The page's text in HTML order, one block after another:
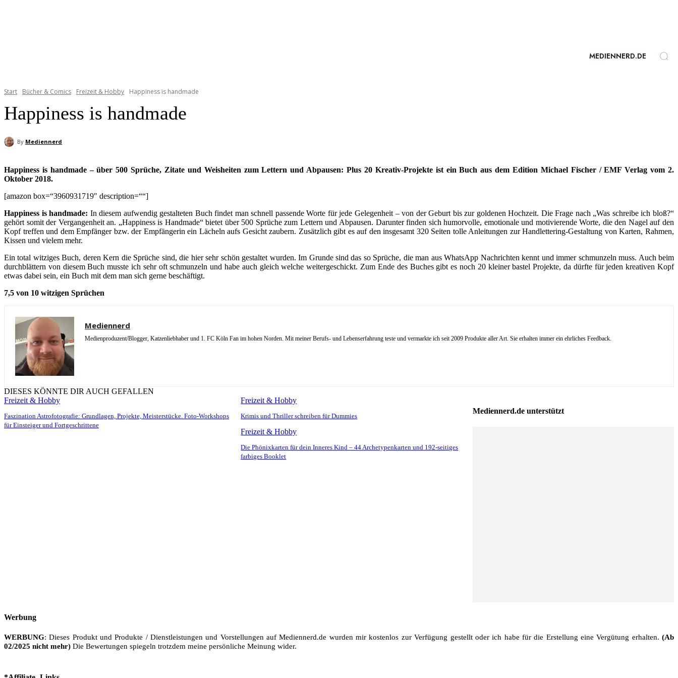
MEDIENNERD.DE
Start Bücher & Comics Freizeit & Hobby Happiness is handmade
Happiness is handmade
By Mediennerd
Happiness is handmade – über 500 Sprüche, Zitate und Weisheiten zum Lettern und Abpausen: Plus 20 Kreativ-Projekte ist ein Buch aus dem Edition Michael Fischer / EMF Verlag vom 2.
Oktober 2018.
[amazon box=“3960931719″ description=““]
Happiness is handmade: In diesem aufwendig gestalteten Buch findet man schnell passende Worte für jede Gelegenheit – von der Geburt bis zur goldenen Hochzeit. Die Frage nach „Was schreibe ich bloß?“
gehört somit der Vergangenheit an. „Happiness is Handmade“ bietet über 500 Sprüche zum Lettern und Abpausen. Darunter finden sich humorvolle, emotionale und motivierende Worte, die den Nagel auf den
Kopf treffen und dem Empfänger bzw. der Empfängerin ein Lächeln aufs Gesicht zaubern. Zusätzlich gibt es auf den insgesamt 320 Seiten tolle Anleitungen zur Handlettering-Gestaltung von Karten, Rahmen,
Kissen und vielem mehr.
Ein total witziges Buch, deren Kern die Sprüche sind, die hier sehr schön gestaltet wurden. Im Grunde sind das so Sprüche, die man aus WhatsApp Nachrichten kennt und immer schmunzeln muss. Auch beim
durchblättern von diesem Buch musste ich sehr oft schmunzeln und habe auch gleich welche weitergeschickt. Zum Ende des Buches gibt es noch 20 kleiner bastel Projekte, da dürfte für jeden kreativen Kopf
etwas dabei sein, ein Buch mit dem man sich gerne beschäftigt.
7,5 von 10 witzigen Sprüchen
Mediennerd
Medienproduzent/Blogger, Katzenliebhaber und 1. FC Köln Fan im hohen Norden. Mit meiner Berufs- und Lebenserfahrung teste und vermarkte ich seit 2009 Produkte aller Art. Sie erhalten immer ein ehrliches Feedback.
DIESES KÖNNTE DIR AUCH GEFALLEN
Freizeit & Hobby
Faszination Astrofotografie: Grundlagen, Projekte, Meisterstücke. Foto-Workshops
für Einsteiger und Fortgeschrittene
Freizeit & Hobby
Krimis und Thriller schreiben für Dummies
Freizeit & Hobby
Die Phönixkarten für dein Inneres Kind – 44 Archetypenkarten und 192-seitiges
farbiges Booklet
Mediennerd.de unterstützt
Werbung
WERBUNG: Dieses Produkt und Produkte / Dienstleistungen und Vorstellungen auf Mediennerd.de wurden mir kostenlos zur Verfügung gestellt oder ich habe für die Erstellung eine Vergütung erhalten. (Ab
02/2025 nicht mehr) Die Bewertungen spiegeln trotzdem meine persönliche Meinung wider.